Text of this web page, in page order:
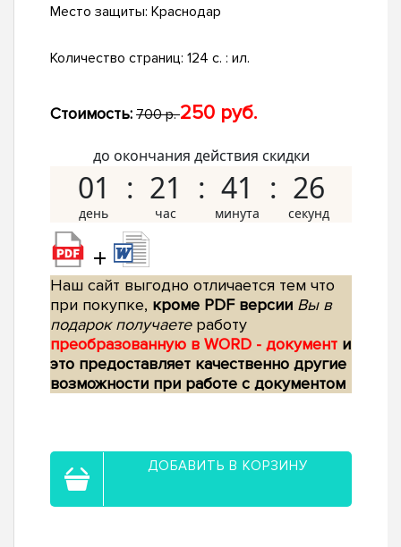
Место защиты: Краснодар
Количество страниц: 124 с. : ил.
Стоимость: 700 р.250 руб.
до окончания действия скидки
01 21 41 25
+
Наш сайт выгодно отличается тем что
при покупке, кроме PDF версии Вы в
подарок получаетеработу
преобразованную в WORD - документ и
это предоставляет качественно другие
возможности при работе с документом
ДОБАВИТЬ В КОРЗИНУ